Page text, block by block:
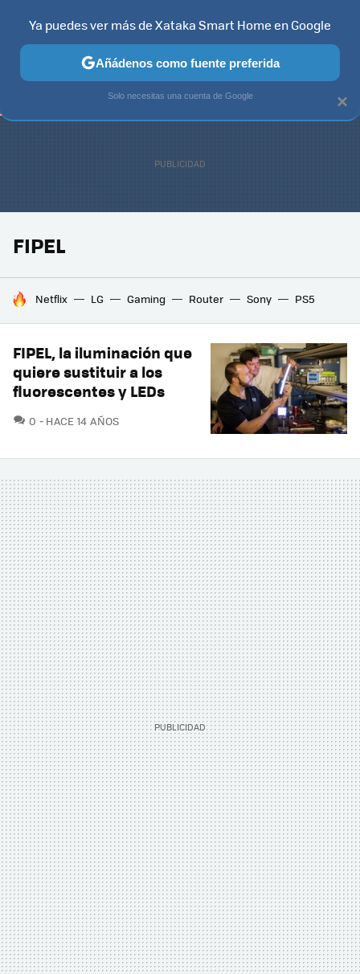
TELEVISORES CONTENIDOS SMART TV SELECCIÓN
FIPEL
HOY SE HABLA DE
Netflix LG Gaming Router Sony PS5
FIPEL, la iluminación que
quiere sustituir a los
fluorescentes y LEDs
0 COMENTARIOS
HACE 14 AÑOS
×
Ya puedes ver más de Xataka Smart Home en Google
Añádenos como fuente preferida
Solo necesitas una cuenta de Google